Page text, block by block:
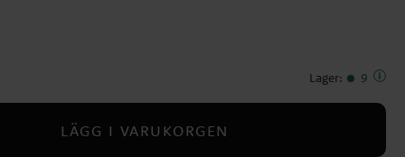
Lager: 9
LÄGG I VARUKORGEN